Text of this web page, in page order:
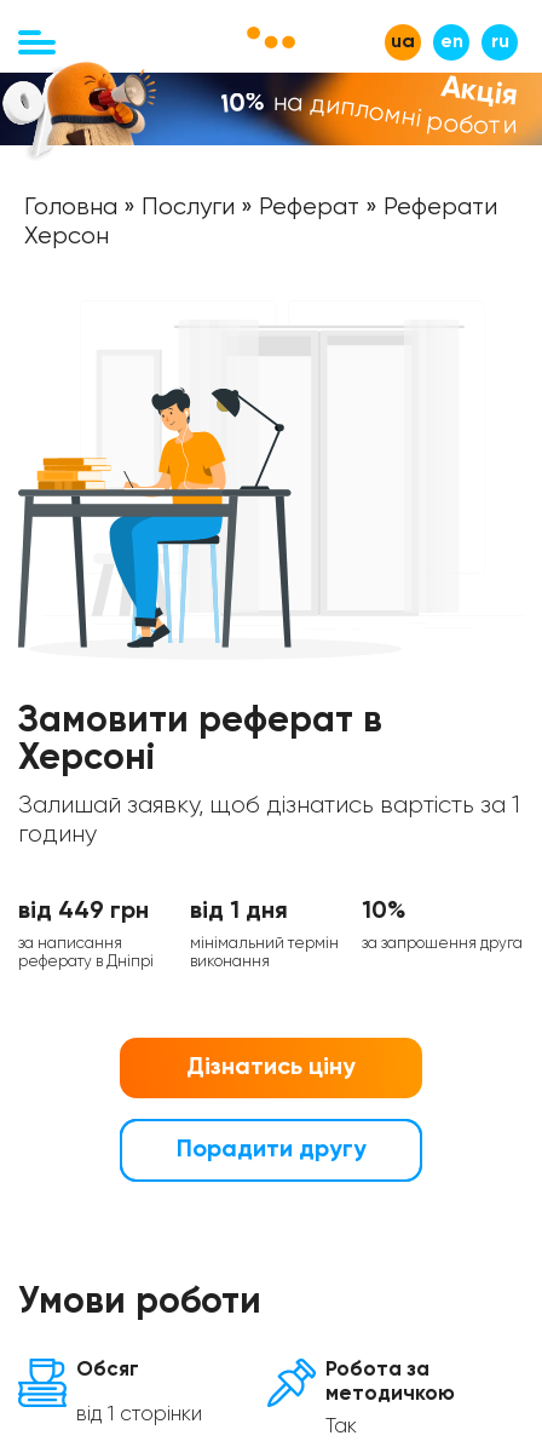
ua en ru
Акція
-10% на дипломні роботи
Головна » Послуги » Реферат » Реферати
Херсон
Замовити реферат в
Херсоні
Залишай заявку, щоб дізнатись вартість за 1
годину
від 449 грн
за написання
реферату в Дніпрі
від 1 дня
мінімальний термін
виконання
10%
за запрошення друга
Дізнатись ціну
Порадити другу
Умови роботи
Обсяг
від 1 сторінки
Робота за
методичкою
Так